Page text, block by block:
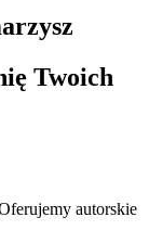
Twoich
autorskie